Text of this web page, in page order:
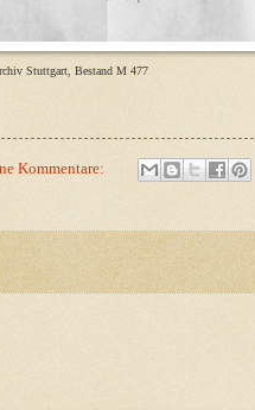
Stuttgart, Bestand M 477
Kommentare: